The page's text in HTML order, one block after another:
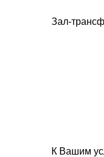
Зал-
К Вашим